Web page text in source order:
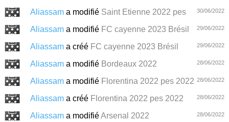
Aliassam a modifié Saint Etienne 2022 pes 30/06/2022
Aliassam a modifié FC cayenne 2023 Brésil 29/06/2022
Aliassam a créé FC cayenne 2023 Brésil 29/06/2022
Aliassam a modifié Bordeaux 2022 28/06/2022
Aliassam a modifié Florentina 2022 pes 2022 28/06/2022
Aliassam a créé Florentina 2022 pes 2022 28/06/2022
Aliassam a modifiéArsenal 2022 28/06/2022